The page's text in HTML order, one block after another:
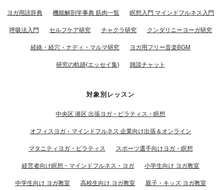
ヨガ用語辞典 機能解剖学事典 筋肉一覧 瞑想入門 マインドフルネス入門
呼吸法入門 セルフケア研究 チャクラ研究 クンダリニーヨーガ研究
経絡・経穴・ナディ・マルマ研究 ヨガ用フリー音楽BGM
研究の軌跡(エッセイ集) 雑談チャット
対象別レッスン
中央区 港区 出張ヨガ・ピラティス・瞑想
オフィスヨガ・マインドフルネス 企業向け出張＆オンライン
マタニティヨガ・ピラティス スポーツ選手向けヨガ・瞑想
経営者向け瞑想・マインドフルネス・ヨガ 小学生向け ヨガ教室
中学生向け ヨガ教室 高校生向け ヨガ教室 親子・キッズ ヨガ教室